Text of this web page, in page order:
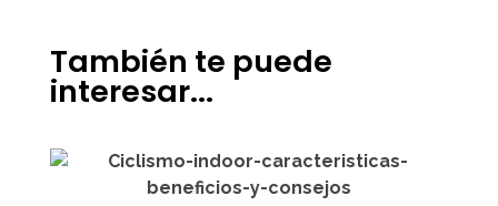
También te puede
interesar...